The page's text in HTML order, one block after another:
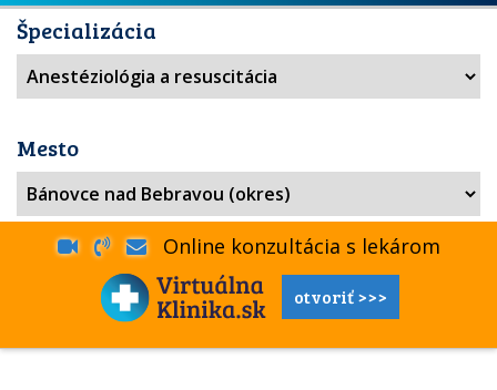
Špecializácia
Mesto
Online konzultácia s lekárom
otvoriť >>>